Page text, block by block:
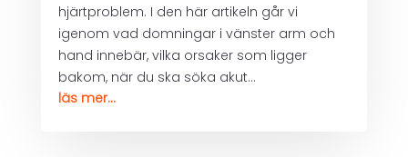
hjärtproblem. I den här artikeln går vi
igenom vad domningar i vänster arm och
hand innebär, vilka orsaker som ligger
bakom, när du ska söka akut...
läs mer...